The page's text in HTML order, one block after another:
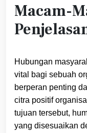
Macam-
Hubungan
vital bagi sebuah
berperan penting
citra positif
tujuan tersebut,
yang disesuaikan